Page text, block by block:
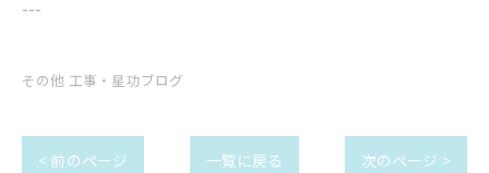
---
その他 工事・星功ブログ
< 前のページ 一覧に戻る 次のページ >